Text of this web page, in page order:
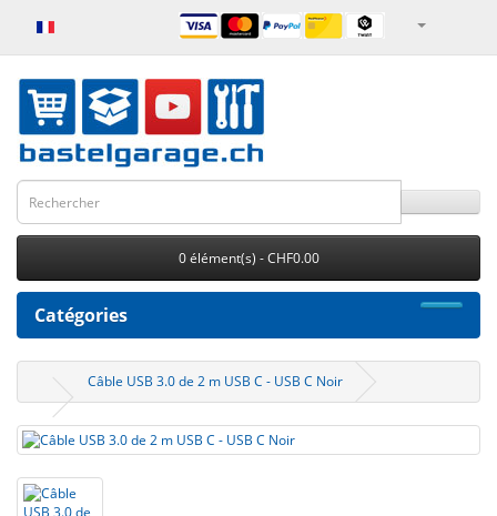
0 élément(s) - CHF0.00
Catégories
Câble USB 3.0 de 2 m USB C - USB C Noir